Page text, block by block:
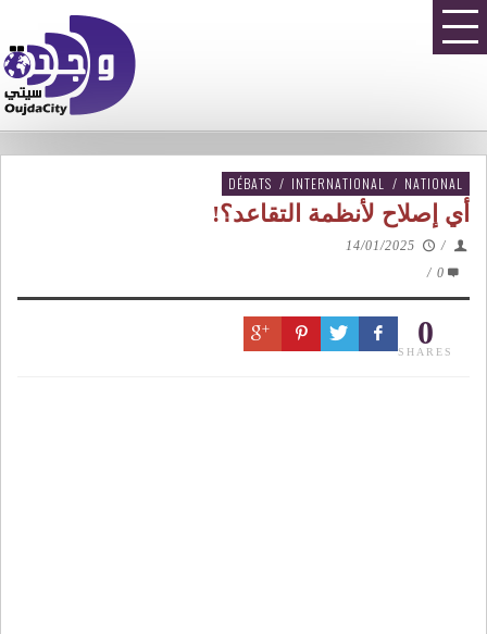
DÉBATS / INTERNATIONAL / NATIONAL
أي إصلاح لأنظمة التقاعد؟!
/
14/01/2025
0
/
0
SHARES